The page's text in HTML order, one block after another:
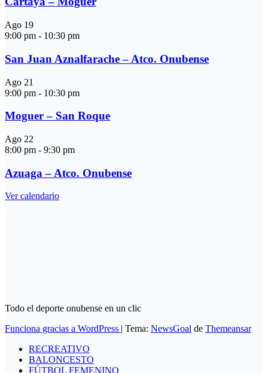
Ago 19
9:00 pm - 10:30 pm
San Juan Aznalfarache – Atco. Onubense
Ago 21
9:00 pm - 10:30 pm
Moguer – San Roque
Ago 22
8:00 pm - 9:30 pm
Azuaga – Atco. Onubense
Ver calendario
Todo el deporte onubense en un clic
Funciona gracias a WordPress | Tema: NewsGoal de Themeansar
RECREATIVO
BALONCESTO
FÚTBOL FEMENINO